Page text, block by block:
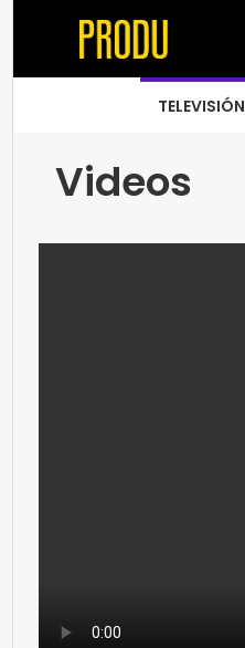
TELEVISIÓN
Videos